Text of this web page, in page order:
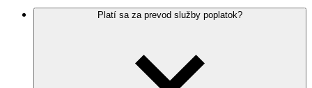
Platí sa za prevod služby poplatok?